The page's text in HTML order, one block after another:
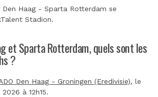
Den Haag - Sparta Rotterdam se
Stadion.
et Sparta Rotterdam, quels sont les
?
Den Haag - Groningen (Eredivisie), le
à 12h15.